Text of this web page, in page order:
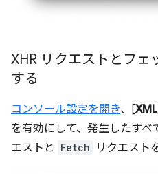
XHR リクエストとフ
する
コンソール設定を開き、[
を有効にして、発生したすべ
エストと
Fetch リクエスト